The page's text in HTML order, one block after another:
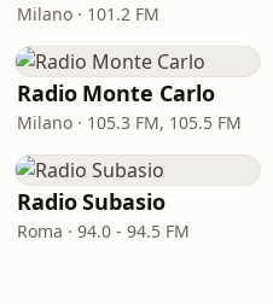
Milano · 101.2 FM
Radio Monte Carlo
Milano · 105.3 FM, 105.5 FM
Radio Subasio
Roma · 94.0 - 94.5 FM